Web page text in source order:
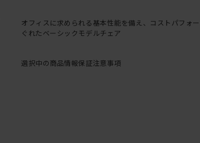
オフィスに求められる基本性能を備え、コストパフォ
ぐれたベーシックモデルチェア
選択中の商品情報保証注意事項